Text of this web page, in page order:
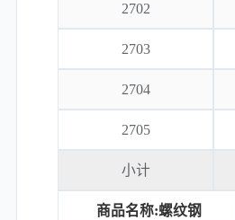
2702
2703
2704
2705
小计
商品名称:螺纹钢